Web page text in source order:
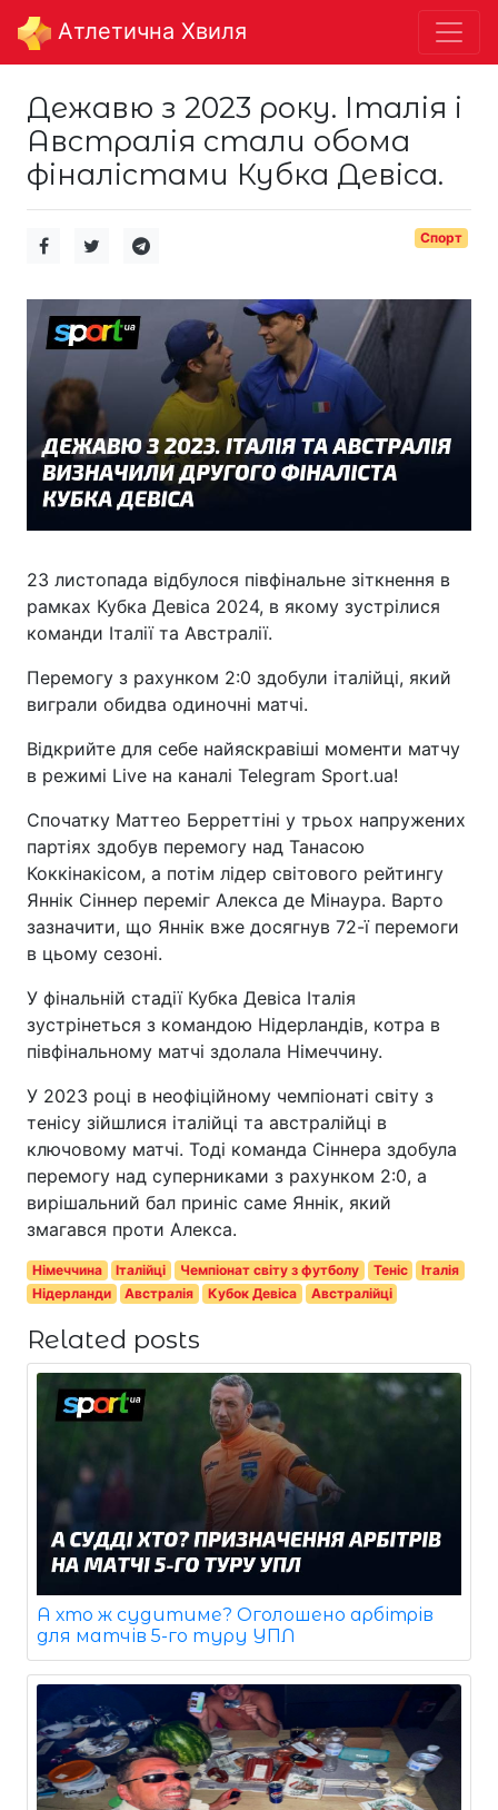
Aтлетична Хвиля
Дежавю з 2023 року. Італія і
Австралія стали обома
фіналістами Кубка Девіса.
Спорт
23 листопада відбулося півфінальне зіткнення в
рамках Кубка Девіса 2024, в якому зустрілися
команди Італії та Австралії.
Перемогу з рахунком 2:0 здобули італійці, який
виграли обидва одиночні матчі.
Відкрийте для себе найяскравіші моменти матчу
в режимі Live на каналі Telegram Sport.ua!
Спочатку Маттео Берреттіні у трьох напружених
партіях здобув перемогу над Танасою
Коккінакісом, а потім лідер світового рейтингу
Яннік Сіннер переміг Алекса де Мінаура. Варто
зазначити, що Яннік вже досягнув 72-ї перемоги
в цьому сезоні.
У фінальній стадії Кубка Девіса Італія
зустрінеться з командою Нідерландів, котра в
півфінальному матчі здолала Німеччину.
У 2023 році в неофіційному чемпіонаті світу з
тенісу зійшлися італійці та австралійці в
ключовому матчі. Тоді команда Сіннера здобула
перемогу над суперниками з рахунком 2:0, а
вирішальний бал приніс саме Яннік, який
змагався проти Алекса.
Німеччина Італійці Чемпіонат світу з футболу Теніс
Італія
Нідерланди
Австралія Кубок Девіса Австралійці
Related posts
А хто ж судитиме? Оголошено арбітрів
для матчів 5-го туру УПЛ